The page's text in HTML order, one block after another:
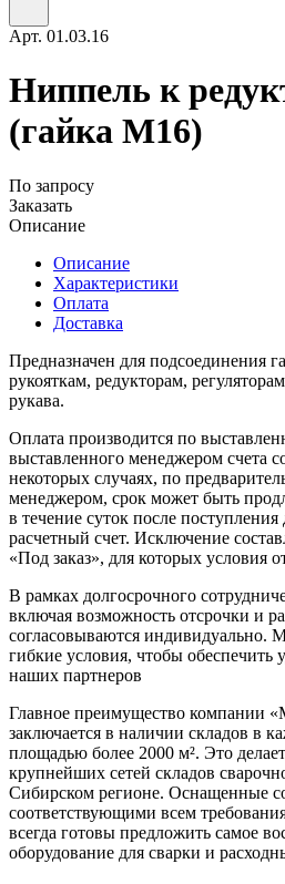
Арт. 01.03.16
Ниппель к
(гайка М16)
По запросу
Заказать
Описание
Описание
Характеристики
Оплата
Доставка
Предназначен для подсоединения
рукояткам, редукторам,
рукава.
Оплата производится по
выставленного менеджером счета
некоторых случаях, по
менеджером, срок может быть
в течение суток после
расчетный счет. Исключение
«Под заказ», для которых условия
В рамках долгосрочного
включая возможность отсрочки и
согласовываются индивидуально.
гибкие условия, чтобы обеспечить
наших партнеров
Главное преимущество
заключается в наличии складов в
площадью более 2000 м². Это
крупнейших сетей складов
Сибирском регионе. Оснащенные
соответствующими всем
всегда готовы предложить самое
оборудование для сварки и